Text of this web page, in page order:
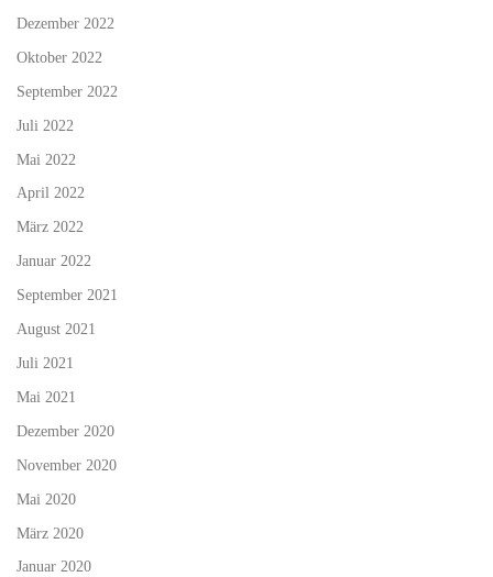
Dezember 2022
Oktober 2022
September 2022
Juli 2022
Mai 2022
April 2022
März 2022
Januar 2022
September 2021
August 2021
Juli 2021
Mai 2021
Dezember 2020
November 2020
Mai 2020
März 2020
Januar 2020